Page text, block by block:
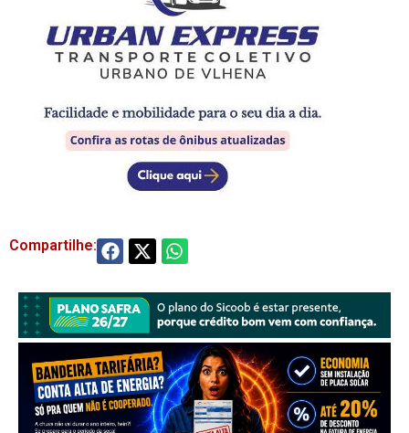
Compartilhe: